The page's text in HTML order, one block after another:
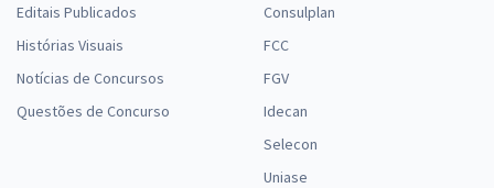
Editais Publicados
Histórias Visuais
Notícias de Concursos
Questões de Concurso
Consulplan
FCC
FGV
Idecan
Selecon
Uniase